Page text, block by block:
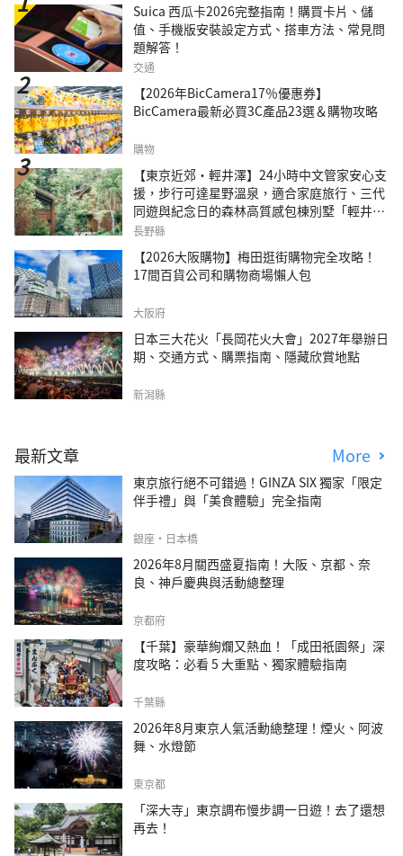
Suica 西瓜卡2026完整指南！購買卡片、儲
值、手機版安裝設定方式、搭車方法、常見問
題解答！
交通
【2026年BicCamera17％優惠券】
BicCamera最新必買3C產品23選＆購物攻略
購物
【東京近郊・輕井澤】24小時中文管家安心支
援，步行可達星野溫泉，適合家庭旅行、三代
同遊與紀念日的森林高質感包棟別墅「輕井澤
森四季VILLA」
長野縣
【2026大阪購物】梅田逛街購物完全攻略！
17間百貨公司和購物商場懶人包
大阪府
日本三大花火「長岡花火大會」2027年舉辦日
期、交通方式、購票指南、隱藏欣賞地點
新潟縣
最新文章 More
東京旅行絕不可錯過！GINZA SIX 獨家「限定
伴手禮」與「美食體驗」完全指南
銀座・日本橋
2026年8月關西盛夏指南！大阪、京都、奈
良、神戶慶典與活動總整理
京都府
【千葉】豪華絢爛又熱血！「成田祇園祭」深
度攻略：必看 5 大重點、獨家體驗指南
千葉縣
2026年8月東京人氣活動總整理！煙火、阿波
舞、水燈節
東京都
「深大寺」東京調布慢步調一日遊！去了還想
再去！